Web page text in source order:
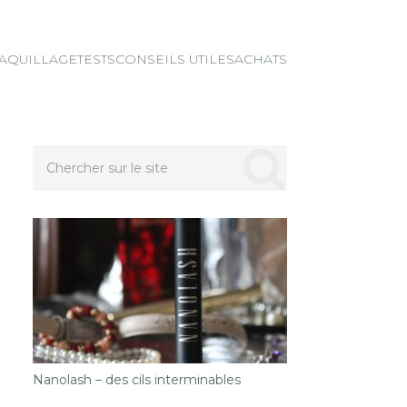
TESTSCONSEILS UTILESACHATS
Nanolash – des cils interminables